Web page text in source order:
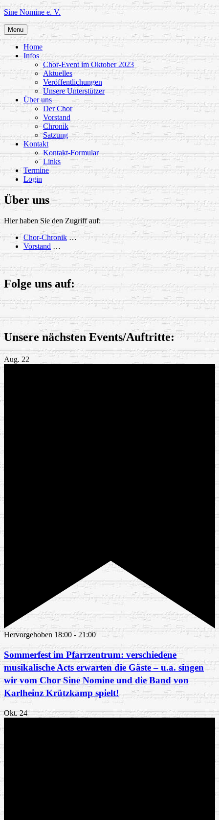
Skip
to
content
Sine Nomine e. V.
Menu
Home
Infos
Chor-Event im Oktober 2023
Aktuelles
Veröffentlichungen
Unsere Unterstützer
Über uns
Der Chor
Vorstand
Chronik
Satzung
Kontakt
Kontakt-Formular
Links
Termine
Login
Über uns
Hier haben Sie den Zugriff auf:
Chor-Chronik …
Vorstand …
Folge uns auf:
Unsere nächsten Events/Auftritte:
Aug. 22
Hervorgehoben 18:00 - 21:00
Sommerfest im Pfarrzentrum: verschiedene
musikalische Acts erwarten die Gäste – u.a. singen
wir vom Chor Sine Nomine und die Band von
Karlheinz Krützkamp spielt!
Okt.24